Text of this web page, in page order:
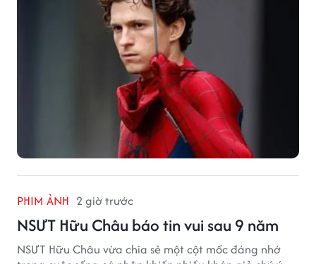
thu nhập đáng mơ ước.
PHIM ẢNH 2 giờ trước
NSƯT Hữu Châu báo tin vui sau 9 năm
NSƯT Hữu Châu vừa chia sẻ một cột mốc đáng nhớ